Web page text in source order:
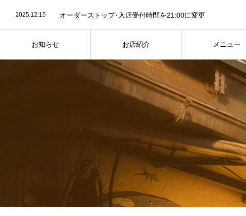
お知らせ お店紹介 メニュー
2023.07.26 お店紹介ページ写真を最新に差し替え
2025.12.15 オーダーストップ･入店受付時間を21:00に変更